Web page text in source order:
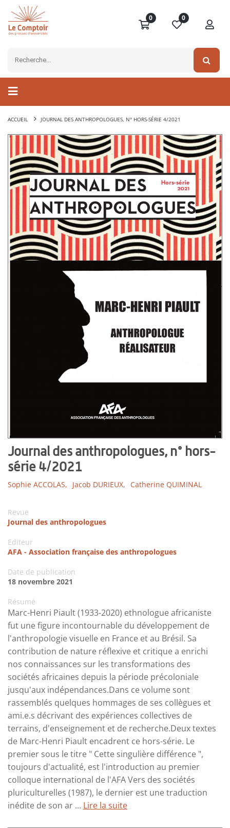
0 0
ACCUEIL JOURNAL DES ANTHROPOLOGUES, N° HORS-SÉRIE 4/2021
Journal des anthropologues, n° hors-
série 4/2021
Sophie ACCOLAS, Jacob DURIEUX, Catherine QUIMINAL
Revue
Journal des anthropologues
Editeur
AFA - Association française des anthropologues
Date de publication
18 novembre 2021
Résumé
Marc-Henri Piault (1933-2020) ethnologue africaniste
fut une figure incontournable du développement de
l'anthropologie visuelle en France et au Brésil. Sa
contribution de nature réflexive et critique a enrichi
nos connaissances sur les transformations des
sociétés africaines depuis la période précoloniale
jusqu'aux indépendances.Dans ce volume sont
rassemblés quelques hommages de ses collègues et
ami.e.s décrivant des expériences collectives de
terrains, d'enseignement et de recherche.Deux textes
de Marc-Henri Piault encadrent ce hors-série. Le
premier sous le titre " Cette singulière différence ",
toujours d'actualité, est l'introduction au premier
colloque international de l'AFA Vers des sociétés
pluriculturelles (1987), le dernier est une traduction
inédite de son ar ... Lire la suite